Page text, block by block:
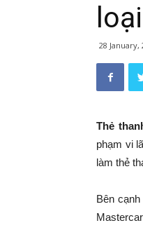
28 January,
Thẻ
phạm vi
làm thẻ
Bên